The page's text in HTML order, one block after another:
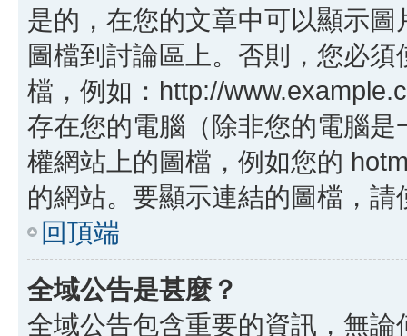
是的，在您的文章中可以顯示
圖檔到討論區上。否則，您必
檔，例如：http://
存在您的電腦（除非您的電腦
權網站上的圖檔，例如您的
的網站。要顯示連結的圖檔，
回頂端
全域公告是甚麼？
全域公告包含重要的資訊，無